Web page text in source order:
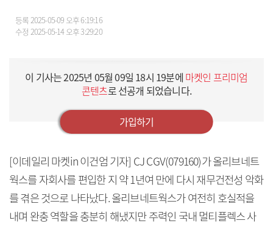
등록2025-05-09 오후 6:19:16
수정 2025-05-14 오후 3:29:20
이 기사는2025년 05월 09일 18시 19분에 마켓인 프리미엄
콘텐츠로 선공개 되었습니다.
가입하기
[이데일리 마켓in 이건엄 기자] CJ CGV(079160)가 올리브네트
웍스를 자회사를 편입한 지 약 1년여 만에 다시 재무건전성 악화
를 겪은 것으로 나타났다. 올리브네트웍스가 여전히 호실적을
내며 완충 역할을 충분히 해냈지만 주력인 국내 멀티플렉스 사